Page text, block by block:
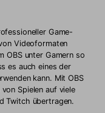
Game-
Videoformaten
OBS unter Gamern so
es auch eines der
kann. Mit OBS
Spielen auf viele
Twitch übertragen.